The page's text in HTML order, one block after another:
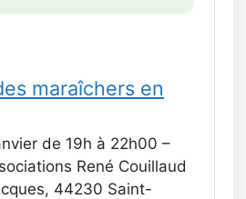
maraîchers en
de 19h à 22h00 –
René Couillaud
44230 Saint-